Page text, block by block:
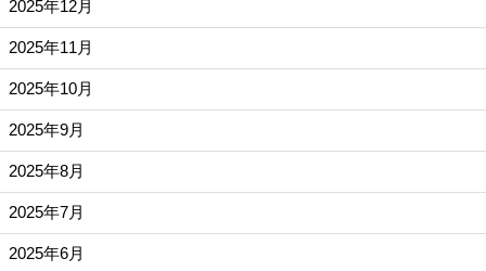
2025年12月
2025年11月
2025年10月
2025年9月
2025年8月
2025年7月
2025年6月